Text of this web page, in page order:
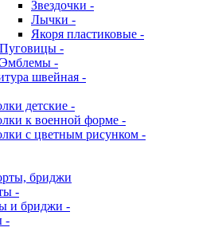
Звездочки -
Лычки -
Якоря пластиковые -
Пуговицы -
Эмблемы -
швейная -
детские -
к военной форме -
с цветным рисунком -
бриджи
-
и бриджи -
-